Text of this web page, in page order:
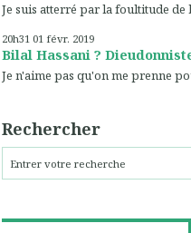
Je suis atterré par la foultitude de
20h31 01 févr. 2019
Bilal Hassani ?
Je n'aime pas qu'on me prenne
Rechercher